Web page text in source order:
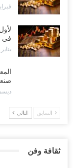
فبراير 3,
في
يناير 27, 2025
ديسمبر
السابق التالي
ثقافة وفن